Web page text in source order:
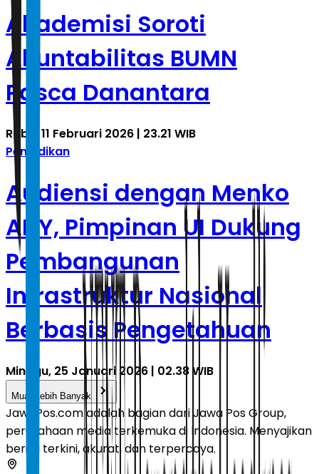
Akademisi Soroti
Akuntabilitas BUMN
Pasca Danantara
Rabu, 11 Februari 2026 | 23.21 WIB
Pendidikan
Audiensi dengan Menko
AHY, Pimpinan UI Dukung
Pembangunan
Infrastruktur Nasional
Berbasis Pengetahuan
Minggu, 25 Januari 2026 | 02.38 WIB
Muat Lebih Banyak
JawaPos.com adalah bagian dari Jawa Pos Group,
perusahaan media terkemuka di Indonesia. Menyajikan
berita terkini, akurat, dan terpercaya.